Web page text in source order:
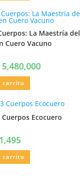
La Maestría del
Cuero Vacuno
carrito
Ecocuero
carrito